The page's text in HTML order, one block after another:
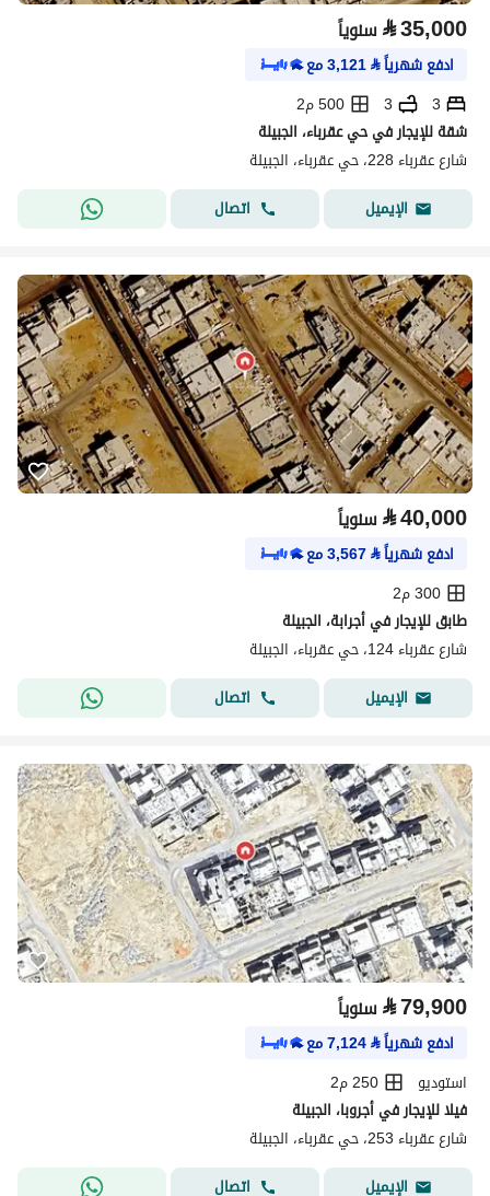
⃁35,000 سنوياً
ادفع شهرياً⃁
3,121مع
3
3
500 م2
شقة للإيجار في حي عقرباء، الجبيلة
شارع عقرباء 228، حي عقرباء، الجبيلة
الإيميل
اتصال
⃁40,000 سنوياً
ادفع شهرياً⃁
3,567مع
300 م2
طابق للإيجار في أجرابة، الجبيلة
شارع عقرباء 124، حي عقرباء، الجبيلة
الإيميل
اتصال
⃁79,900 سنوياً
ادفع شهرياً⃁
7,124مع
استوديو
250 م2
فيلا للإيجار في أجروبا، الجبيلة
شارع عقرباء 253، حي عقرباء، الجبيلة
الإيميل
اتصال